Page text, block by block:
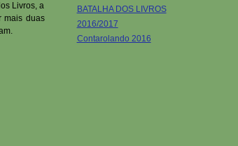
Livros, a
mais duas
BATALHA DOS LIVROS
2016/2017
Contarolando 2016